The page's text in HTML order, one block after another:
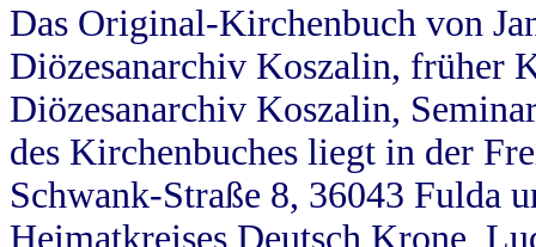
Das Original-Kirchenbuch von
Diözesanarchiv Koszalin, früher
Diözesanarchiv Koszalin,
des Kirchenbuches liegt in der
Schwank-Straße 8, 36043 Fulda
Heimatkreises Deutsch Krone,